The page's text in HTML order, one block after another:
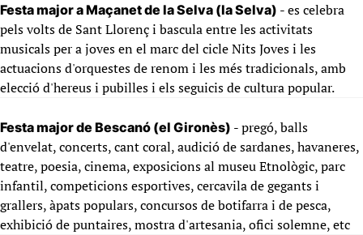
Festa major a Maçanet de la Selva (la Selva) - es celebra
pels volts de Sant Llorenç i bascula entre les activitats
musicals per a joves en el marc del cicle Nits Joves i les
actuacions d'orquestes de renom i les més tradicionals, amb
elecció d'hereus i pubilles i els seguicis de cultura popular.
Festa major de Bescanó (el Gironès) - pregó, balls
d'envelat, concerts, cant coral, audició de sardanes, havaneres,
teatre, poesia, cinema, exposicions al museu Etnològic, parc
infantil, competicions esportives, cercavila de gegants i
grallers, àpats populars, concursos de botifarra i de pesca,
exhibició de puntaires, mostra d'artesania, ofici solemne, etc